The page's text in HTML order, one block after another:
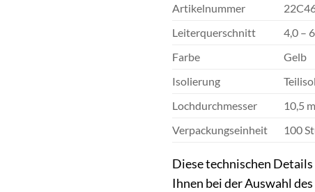
Artikelnummer
Leiterquerschnitt
4,0 –
Farbe
Gelb
Isolierung
Lochdurchmesser
10,5
Verpackungseinheit
100
Diese technischen
Ihnen bei der Auswahl